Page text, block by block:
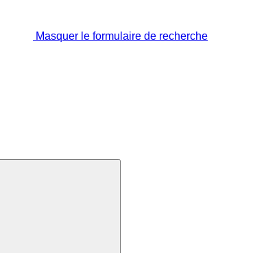
Masquer le formulaire de recherche